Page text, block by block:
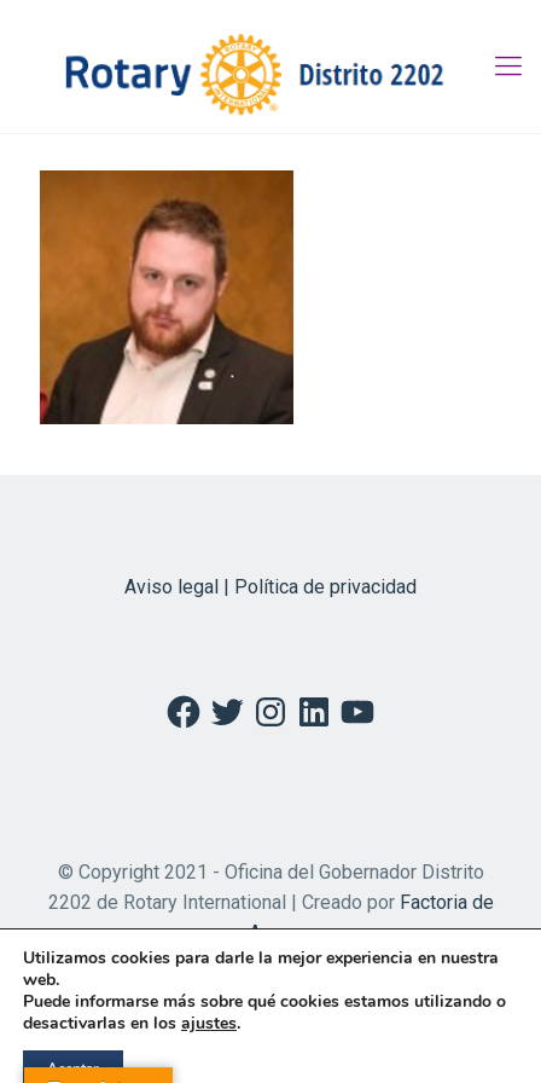
Aviso legal | Política de privacidad
Facebook
TwitterInstagramLinkedInYouTube
© Copyright 2021 - Oficina del Gobernador Distrito
2202 de Rotary International | Creado por Factoria de
Apps
Utilizamos cookies para darle la mejor experiencia en nuestra
web.
Puede informarse más sobre qué cookies estamos utilizando o
desactivarlas en los ajustes.
Aceptar